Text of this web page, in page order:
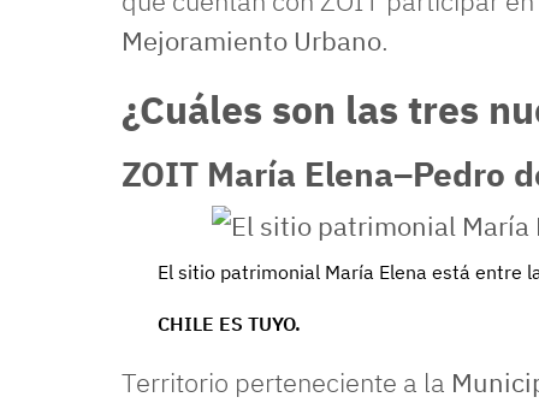
Mejoramiento Urbano.
¿Cuáles son las tres
ZOIT María Elena–Pedro
El sitio patrimonial María Elena está entre
CHILE ES TUYO.
Territorio perteneciente a la